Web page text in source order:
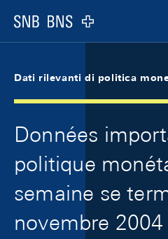
Logo
Dati rilevanti di politica
Données
politique
semaine se
novembre 2004